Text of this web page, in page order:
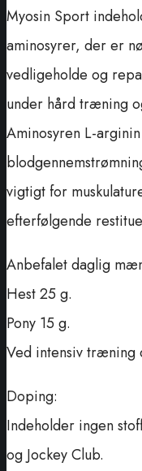
Myosin Sport
aminosyrer, der er
vedligeholde og
under hård træning
Aminosyren L-
vigtigt for
efterfølgende
Anbefalet daglig
Hest 25 g.
Pony 15 g.
Ved intensiv
Doping:
Indeholder ingen
og Jockey Club.